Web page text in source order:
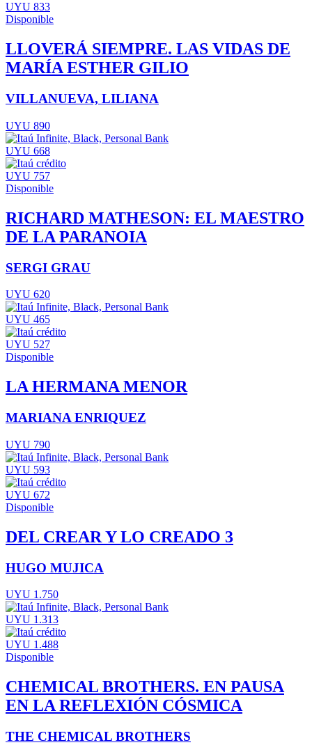
UYU 833
Disponible
LLOVERÁ SIEMPRE. LAS VIDAS DE
MARÍA ESTHER GILIO
VILLANUEVA, LILIANA
UYU 890
UYU 668
UYU 757
Disponible
RICHARD MATHESON: EL MAESTRO
DE LA PARANOIA
SERGI GRAU
UYU 620
UYU 465
UYU 527
Disponible
LA HERMANA MENOR
MARIANA ENRIQUEZ
UYU 790
UYU 593
UYU 672
Disponible
DEL CREAR Y LO CREADO 3
HUGO MUJICA
UYU 1.750
UYU 1.313
UYU 1.488
Disponible
CHEMICAL BROTHERS. EN PAUSA
EN LA REFLEXIÓN CÓSMICA
THE CHEMICAL BROTHERS